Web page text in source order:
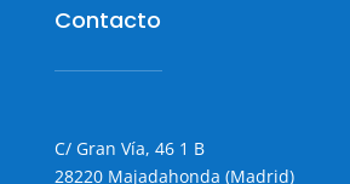
Contacto
C/ Gran Vía, 46 1 B
28220 Majadahonda (Madrid)